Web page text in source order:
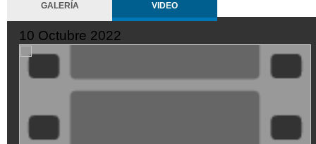
GALERÍA VIDEO
10 Octubre 2022
XDGVyvJOFpI